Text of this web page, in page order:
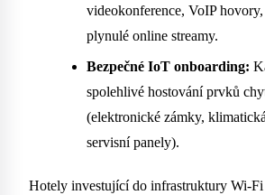
videokonference, VoIP
plynulé online streamy.
Bezpečné IoT onboarding:
spolehlivé hostování prvků
(elektronické zámky,
servisní panely).
Hotely investující do infrastruktury Wi-